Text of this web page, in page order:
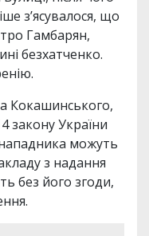
з’ясувалося, що
Гамбарян,
безхатченко.
Кокашинського,
закону України
можуть
з надання
без його згоди,